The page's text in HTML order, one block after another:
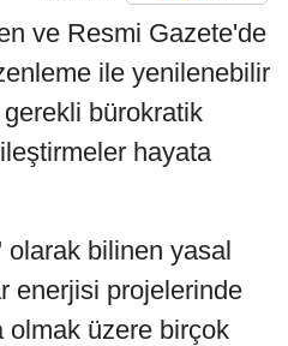
ve Resmi Gazete'de
ile yenilenebilir
gerekli bürokratik
hayata
bilinen yasal
enerjisi projelerinde
olmak üzere birçok